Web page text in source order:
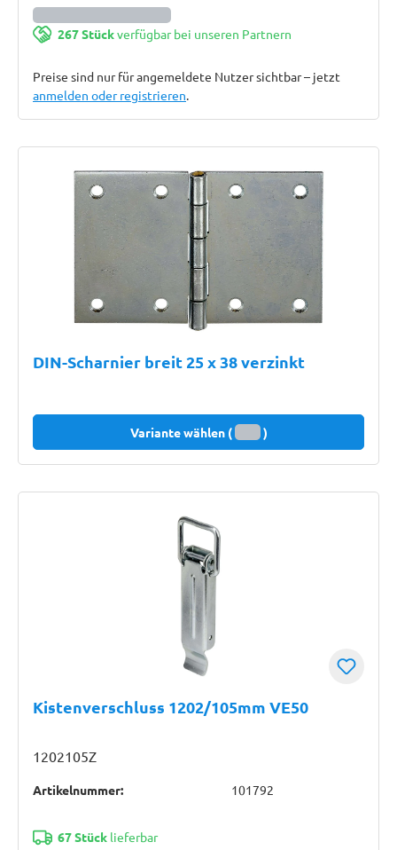
267 Stückverfügbar bei unseren Partnern
Preise sind nur für angemeldete Nutzer sichtbar – jetzt
anmelden oder registrieren.
DIN-Scharnier breit 25 x 38 verzinkt
Variante wählen ( )
Kistenverschluss 1202/105mm VE50
1202105Z
Artikelnummer: 101792
67 Stücklieferbar